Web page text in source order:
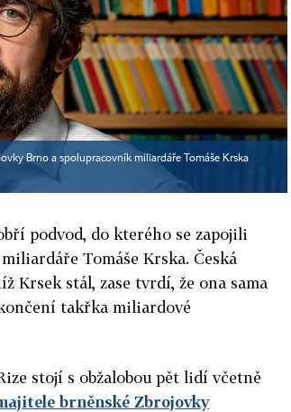
Brno a spolupracovník miliardáře Tomáše Krska
podvod, do kterého se zapojili
Tomáše Krska. Česká
Krsek stál, zase tvrdí, že ona sama
takřka miliardové
stojí s obžalobou pět lidí včetně
brněnské Zbrojovky